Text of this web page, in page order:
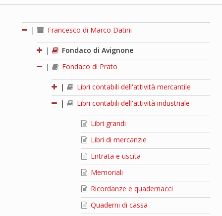
| Francesco di Marco Datini
|
Fondaco di Avignone
|
Fondaco di Prato
|
Libri contabili dell'attività mercantile
|
Libri contabili dell'attività industriale
Libri grandi
Libri di mercanzie
Entrata e uscita
Memoriali
Ricordanze e quadernacci
Quaderni di cassa